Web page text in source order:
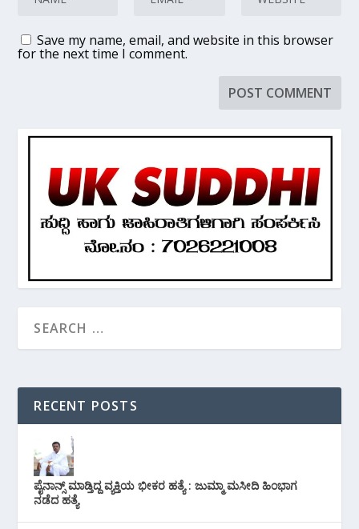
Save my name, email, and website in this browser
for the next time I comment.
RECENT POSTS
ಪೈನಾನ್ಸ್ ಮಾಡ್ತಿದ್ದ ವ್ಯಕ್ತಿಯ ಭೀಕರ‌ ಹತ್ಯೆ : ಜುಮ್ಮಾ ಮಸೀದಿ ಹಿಂಭಾಗ
ನಡೆದ ಹತ್ಯೆ